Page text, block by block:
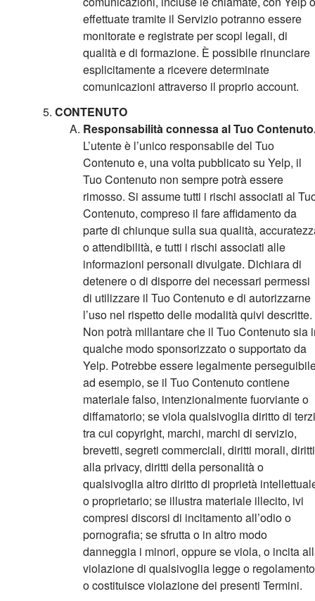
effettuate tramite il Servizio potranno essere
monitorate e registrate per scopi legali, di
qualità e di formazione. È possibile rinunciare
esplicitamente a ricevere determinate
comunicazioni attraverso il proprio account.
CONTENUTO
Responsabilità connessa al Tuo
L’utente è l’unico responsabile del Tuo
Contenuto e, una volta pubblicato su Yelp, il
Tuo Contenuto non sempre potrà essere
rimosso. Si assume tutti i rischi associati al
Contenuto, compreso il fare affidamento da
parte di chiunque sulla sua qualità,
o attendibilità, e tutti i rischi associati alle
informazioni personali divulgate. Dichiara di
detenere o di disporre dei necessari permessi
di utilizzare il Tuo Contenuto e di autorizzarne
l’uso nel rispetto delle modalità quivi descritte.
Non potrà millantare che il Tuo Contenuto sia
qualche modo sponsorizzato o supportato da
Yelp. Potrebbe essere legalmente
ad esempio, se il Tuo Contenuto contiene
materiale falso, intenzionalmente fuorviante o
diffamatorio; se viola qualsivoglia diritto di
tra cui copyright, marchi, marchi di servizio,
brevetti, segreti commerciali, diritti morali, diritti
alla privacy, diritti della personalità o
qualsivoglia altro diritto di proprietà
o proprietario; se illustra materiale illecito, ivi
compresi discorsi di incitamento all’odio o
pornografia; se sfrutta o in altro modo
danneggia i minori, oppure se viola, o incita
violazione di qualsivoglia legge o
o costituisce violazione dei presenti Termini.